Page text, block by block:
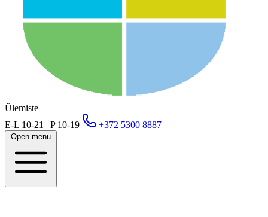
Ülemiste
E-L 10-21 | P 10-19
+372 5300 8887
Open menu